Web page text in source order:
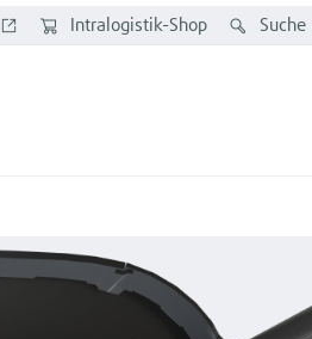
Suche
Intralogistik-Shop